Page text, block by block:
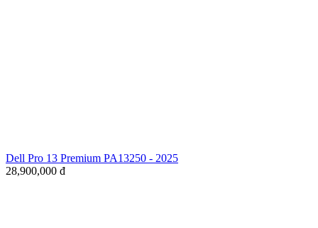
Dell Pro 13 Premium PA13250 - 2025
28,900,000 đ